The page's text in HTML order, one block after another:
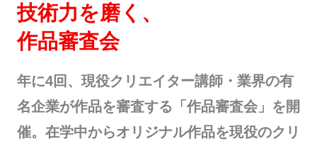
技術力を磨く、
作品審査会
年に4回、現役クリエイター講師・業界の有
名企業が作品を審査する「作品審査会」を開
催。在学中からオリジナル作品を現役のクリ